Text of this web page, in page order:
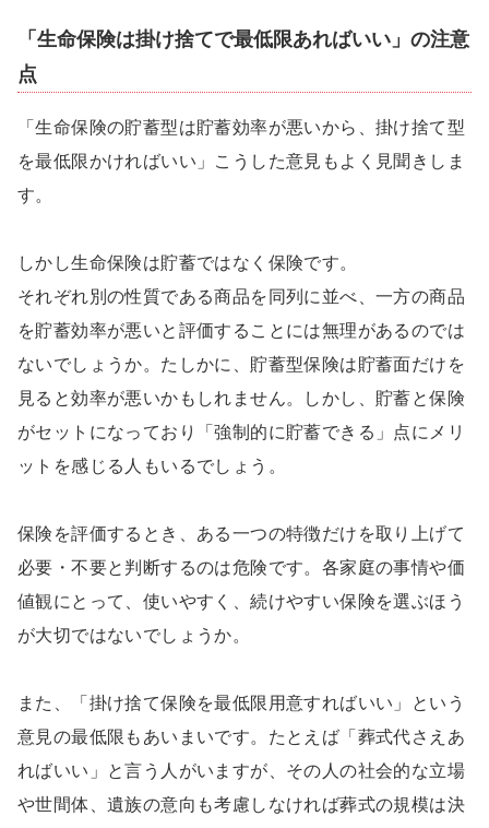
「生命保険は掛け捨てで最低限あればいい」の注意
点
「生命保険の貯蓄型は貯蓄効率が悪いから、掛け捨て型
を最低限かければいい」こうした意見もよく見聞きしま
す。
しかし生命保険は貯蓄ではなく保険です。
それぞれ別の性質である商品を同列に並べ、一方の商品
を貯蓄効率が悪いと評価することには無理があるのでは
ないでしょうか。たしかに、貯蓄型保険は貯蓄面だけを
見ると効率が悪いかもしれません。しかし、貯蓄と保険
がセットになっており「強制的に貯蓄できる」点にメリ
ットを感じる人もいるでしょう。
保険を評価するとき、ある一つの特徴だけを取り上げて
必要・不要と判断するのは危険です。各家庭の事情や価
値観にとって、使いやすく、続けやすい保険を選ぶほう
が大切ではないでしょうか。
また、「掛け捨て保険を最低限用意すればいい」という
意見の最低限もあいまいです。たとえば「葬式代さえあ
ればいい」と言う人がいますが、その人の社会的な立場
や世間体、遺族の意向も考慮しなければ葬式の規模は決